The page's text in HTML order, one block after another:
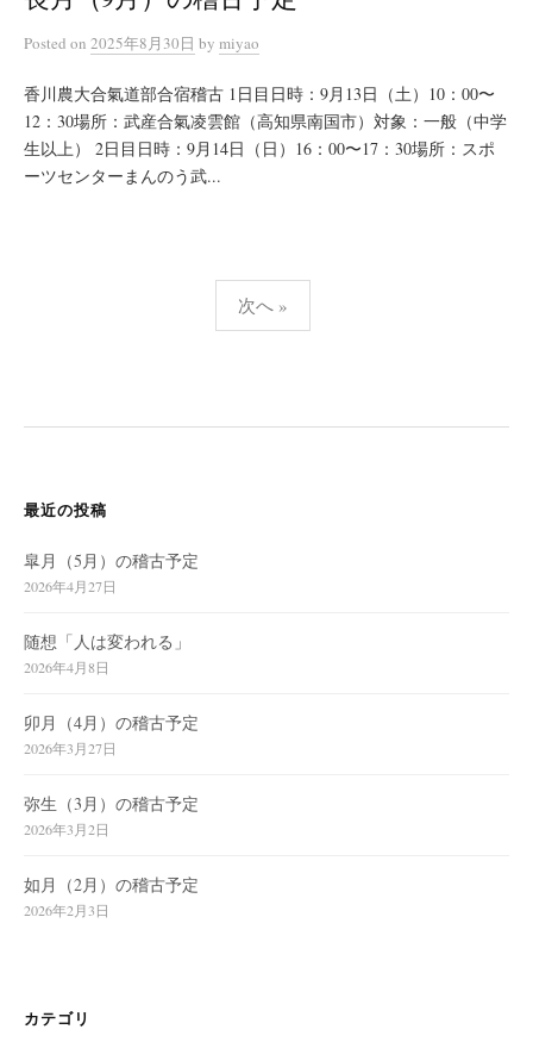
Posted on 2025年8月30日 by miyao
香川農大合氣道部合宿稽古 1日目日時：9月13日（土）10：00〜
12：30場所：武産合氣凌雲館（高知県南国市）対象：一般（中学
生以上） 2日目日時：9月14日（日）16：00〜17：30場所：スポ
ーツセンターまんのう武...
ー
送
り
次へ »
最近の投稿
皐月（5月）の稽古予定
2026年4月27日
随想「人は変われる」
2026年4月8日
卯月（4月）の稽古予定
2026年3月27日
弥生（3月）の稽古予定
2026年3月2日
如月（2月）の稽古予定
2026年2月3日
カテゴリ